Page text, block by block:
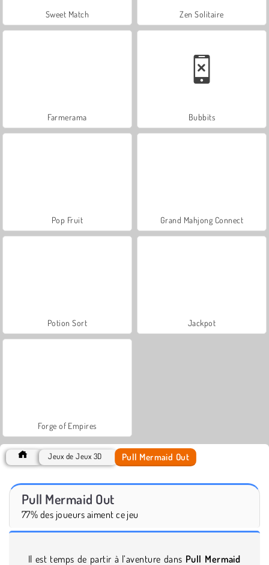
Sweet Match Zen Solitaire
Farmerama Bubbits
Pop Fruit Grand Mahjong Connect
Potion Sort Jackpot
Forge of Empires
Jeux de Jeux 3D Pull Mermaid Out
Pull Mermaid Out
77% des joueurs aiment ce jeu
Il est temps de partir à l’aventure dans Pull Mermaid